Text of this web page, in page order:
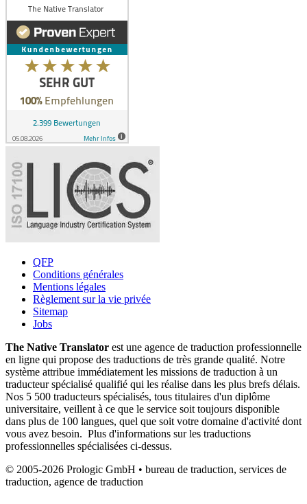
QFP
Conditions générales
Mentions légales
Règlement sur la vie privée
Sitemap
Jobs
The Native Translator est une agence de traduction professionnelle
en ligne qui propose des traductions de très grande qualité. Notre
système attribue immédiatement les missions de traduction à un
traducteur spécialisé qualifié qui les réalise dans les plus brefs délais.
Nos 5 500 traducteurs spécialisés, tous titulaires d'un diplôme
universitaire, veillent à ce que le service soit toujours disponible
dans plus de 100 langues, quel que soit votre domaine d'activité dont
vous avez besoin. Plus d'informations sur les traductions
professionnelles spécialisées ci-dessus.
© 2005-2026 Prologic GmbH • bureau de traduction, services de
traduction, agence de traduction